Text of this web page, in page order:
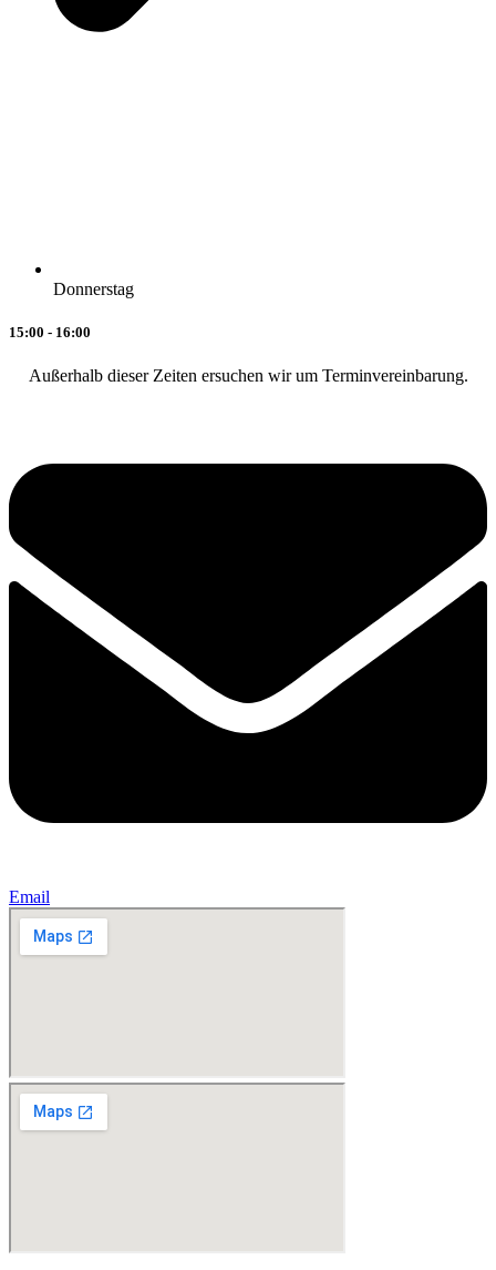
Donnerstag
15:00 - 16:00
Außerhalb dieser Zeiten ersuchen wir um Terminvereinbarung.
Email